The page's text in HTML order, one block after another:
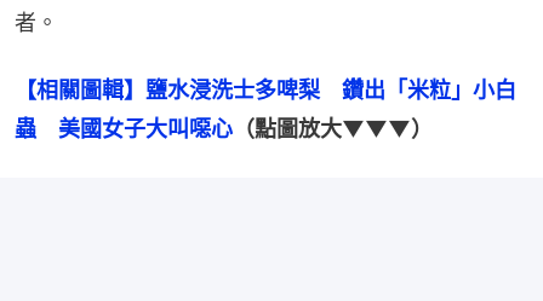
者。
【相關圖輯】鹽水浸洗士多啤梨　鑽出「米粒」小白
蟲　美國女子大叫噁心 （點圖放大▼▼▼）